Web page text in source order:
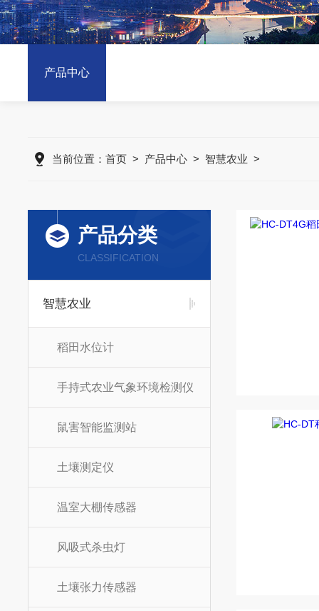
产品中心
当前位置： 首页 > 产品中心 > 智慧农业 >
产品分类
CLASSIFICATION
智慧农业
稻田水位计
手持式农业气象环境检测仪
鼠害智能监测站
土壤测定仪
温室大棚传感器
风吸式杀虫灯
土壤张力传感器